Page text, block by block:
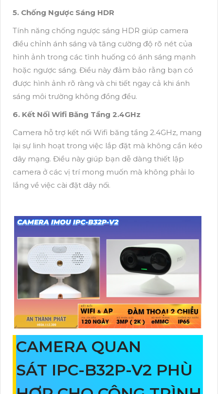
5. Chống Ngược Sáng HDR
Tính năng chống ngược sáng HDR giúp camera
điều chỉnh ánh sáng và tăng cường độ rõ nét của
hình ảnh trong các tình huống có ánh sáng mạnh
hoặc ngược sáng. Điều này đảm bảo rằng bạn có
được hình ảnh rõ ràng và chi tiết ngay cả khi ánh
sáng môi trường không đồng đều.
6. Kết Nối Wifi Băng Tầng 2.4GHz
Camera hỗ trợ kết nối Wifi băng tầng 2.4GHz, mang
lại sự linh hoạt trong việc lắp đặt mà không cần kéo
dây mạng. Điều này giúp bạn dễ dàng thiết lập
camera ở các vị trí mong muốn mà không phải lo
lắng về việc cài đặt dây nối.
CAMERA QUAN
SÁT IPC-B32P-V2 PHÙ